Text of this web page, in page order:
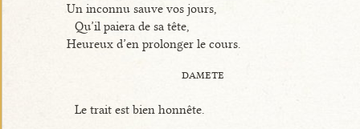
Un inconnu sauve vos jours,
Qu’il paiera de sa tête,
Heureux d’en prolonger le cours.
damete
Le trait est bien honnête.